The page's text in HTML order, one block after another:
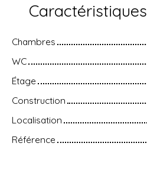
Caractéristiques
Chambres
WC
Étage
Construction
Localisation
Référence